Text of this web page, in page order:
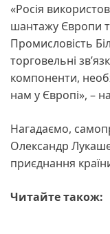
«Росія
шантажу Європи
Промисловість
торговельні
компоненти,
нам у Європі», –
Нагадаємо,
Олександр
приєднання
Читайте також: